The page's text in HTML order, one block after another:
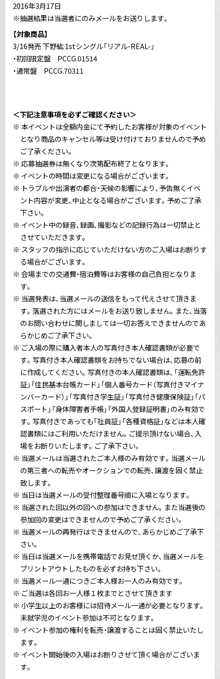
2016年3月17日
※抽選結果は当選者にのみメールをお送りします。
【対象商品】
3/16発売 下野紘 1stシングル「リアル-REAL-」
・初回限定盤 PCCG.01514
・通常盤 PCCG.70311
＜下記注意事項を必ずご確認ください＞
※ 本イベントは全額内金にて予約したお客様が対象のイベント
となり商品のキャンセル等は受け付けておりませんので予め
ご了承ください。
※ 応募抽選券は無くなり次第配布終了となります。
※ イベントの時間は変更になる場合がございます。
※ トラブルや出演者の都合・天候の影響により、予告無くイベ
ント内容が変更、中止となる場合がございます。予めご了承
下さい。
※ イベント中の録音、録画、撮影などの記録行為は一切禁止と
させていただきます。
※ スタッフの指示に応じていただけない方のご入場はお断りす
る場合がございます。
※ 会場までの交通費・宿泊費等はお客様の自己負担となりま
す。
※ 当選発表は、当選メールの送信をもって代えさせて頂きま
す。落選された方にはメールをお送り致しません。また、当落
のお問い合わせに関しましては一切お答えできませんのであ
らかじめご了承下さい。
※ ご入場の際に購入者本人の写真付き本人確認書類が必要で
す。写真付き本人確認書類をお持ちでない場合は、応募の前
に作成してください。写真付きの本人確認書類は、「運転免許
証」「住民基本台帳カード」「個人番号カード（写真付きマイナ
ンバーカード）」「写真付き学生証」「写真付き健康保険証」「パ
スポート」「身体障害者手帳」「外国人登録証明書」のみ有効で
す。写真付きであっても「社員証」「各種資格証」などは本人確
認書類にはご利用いただけません。ご提示頂けない場合、入
場をお断りいたします。ご了承下さい。
※ 当選メールは当選されたご本人様のみ有効です。当選メール
の第三者への転売やオークションでの転売、譲渡を固く禁止
致します。
※ 当日は当選メールの受付整理番号順に入場となります。
※ 当選された回以外の回への参加はできません。また当選後の
参加回の変更はできませんので予めご了承ください。
※ 当選メールの再発行はできませんので、あらかじめご了承下
さい。
※ 当日は当選メールを携帯電話でお見せ頂くか、当選メールを
プリントアウトしたものを必ずお持ち下さい。
※ 当選メール一通につきご本人様お一人のみ有効です。
※ ご当選は各回お一人様１枚までとさせて頂きます
※ 小学生以上のお客様には招待メール一通が必要となります。
未就学児のイベント参加は不可となります。
※ イベント参加の権利を転売・譲渡することは固く禁止いたし
ます。
※ イベント開始後の入場はお断りさせて頂く場合がございま
す。